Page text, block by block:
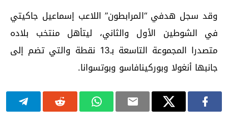
وقد سجل هدفي “المرابطون” اللاعب إسماعيل جاكيتي
في الشوطين الأول والثاني، ليتأهل منتخب بلاده
متصدرا المجموعة التاسعة بـ13 نقطة والتي تضم إلى
جانبها أنغولا وبوركينافاسو وبوتسوانا.